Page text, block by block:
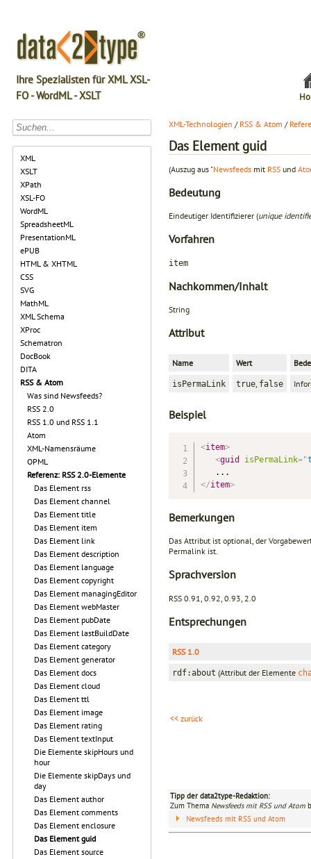
Ihre Spezialisten für XML XSL-
FO - WordML - XSLT
XML
XSLT
XPath
XSL-FO
WordML
SpreadsheetML
PresentationML
ePUB
HTML & XHTML
CSS
SVG
MathML
XML Schema
XProc
Schematron
DocBook
DITA
RSS & Atom
Was sind Newsfeeds?
RSS 2.0
RSS 1.0 und RSS 1.1
Atom
XML-Namensräume
OPML
Referenz: RSS 2.0-Elemente
Das Element rss
Das Element channel
Das Element title
Das Element item
Das Element link
Das Element description
Das Element language
Das Element copyright
Das Element managingEditor
Das Element webMaster
Das Element pubDate
Das Element lastBuildDate
Das Element category
Das Element generator
Das Element docs
Das Element cloud
Das Element ttl
Das Element image
Das Element rating
Das Element textInput
Die Elemente skipHours und
hour
Die Elemente skipDays und
day
Das Element author
Das Element comments
Das Element enclosure
Das Element guid
Das Element source
XML-Technologien / RSS & Atom /
Das Element guid
(Auszug aus "Newsfeeds mit RSS und
Bedeutung
Eindeutiger Identifizierer (unique
Vorfahren
item
Nachkommen/Inhalt
String
Attribut
Name Wert
isPermaLink true, false
Beispiel
<item>
<guid isPermaLink="
</item>
Bemerkungen
Das Attribut ist optional, der
Permalink ist.
Sprachversion
RSS 0.91, 0.92, 0.93, 2.0
Entsprechungen
RSS 1.0
rdf:about (Attribut der Elemente
<< zurück
Tipp der data2type-Redaktion:
Zum Thema Newsfeeds mit RSS und Atom
Newsfeeds mit RSS und Atom